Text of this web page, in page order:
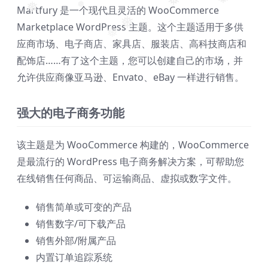
❅
❅
❅
❅
❅
❅
❅
Martfury 是一个现代且灵活的 WooCommerce
Marketplace WordPress 主题。这个主题适用于多供
应商市场、电子商店、家具店、服装店、高科技商店和
配饰店……有了这个主题，您可以创建自己的市场，并
允许供应商像亚马逊、Envato、eBay 一样进行销售。
强大的电子商务功能
该主题是为 WooCommerce 构建的，WooCommerce
是最流行的 WordPress 电子商务解决方案，可帮助您
在线销售任何商品、可运输商品、虚拟或数字文件。
销售简单或可变的产品
销售数字/可下载产品
销售外部/附属产品
内置订单追踪系统